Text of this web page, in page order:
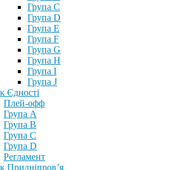
Група C
Група D
Група E
Група F
Група G
Група H
Група I
Група J
Єдності
Плей-офф
Група А
Група В
Група С
Група D
Регламент
Придніпров’я